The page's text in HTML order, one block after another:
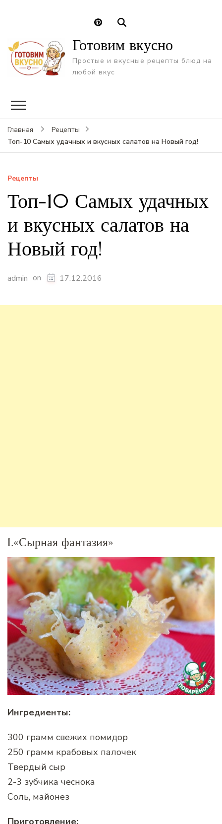
Готовим вкусно
Простые и вкусные рецепты блюд на
любой вкус
Главная
Рецепты
Топ-10 Самых удачных и вкусных салатов на Новый год!
Рецепты
Топ-10 Самых удачных
и вкусных салатов на
Новый год!
admin on 17.12.2016
1.«Сырная фантазия»
Ингредиенты:
300 грамм свежих помидор
250 грамм крабовых палочек
Твердый сыр
2-3 зубчика чеснока
Соль, майонез